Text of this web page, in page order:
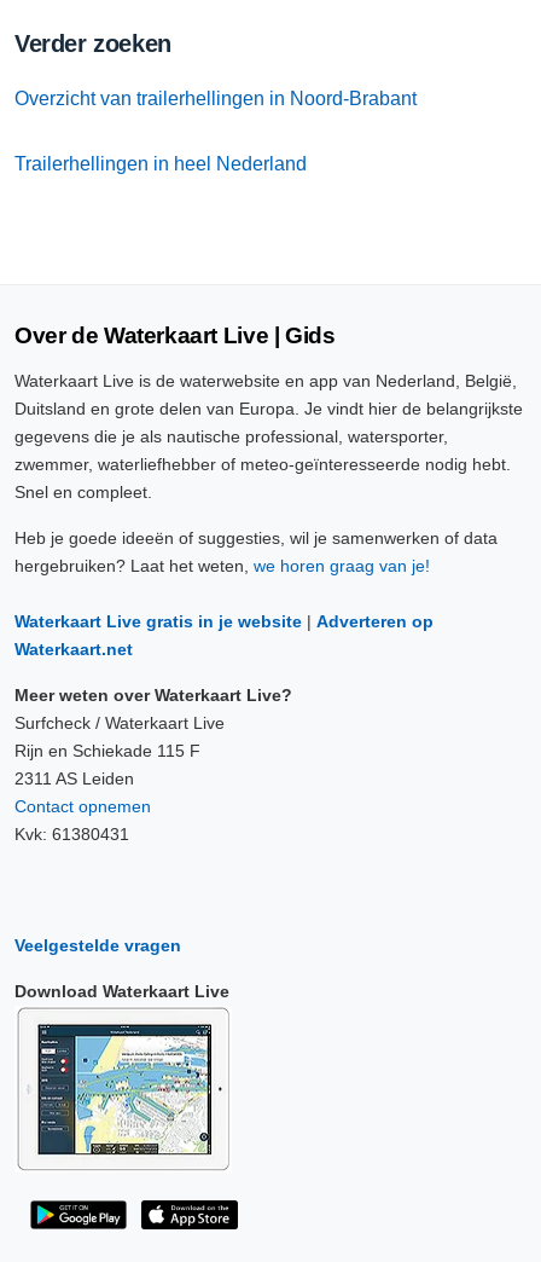
Verder zoeken
Overzicht van trailerhellingen in Noord-Brabant
Trailerhellingen in heel Nederland
Over de Waterkaart Live | Gids
Waterkaart Live is de waterwebsite en app van Nederland, België,
Duitsland en grote delen van Europa. Je vindt hier de belangrijkste
gegevens die je als nautische professional, watersporter,
zwemmer, waterliefhebber of meteo-geïnteresseerde nodig hebt.
Snel en compleet.
Heb je goede ideeën of suggesties, wil je samenwerken of data
hergebruiken? Laat het weten, we horen graag van je!
Waterkaart Live gratis in je website | Adverteren op
Waterkaart.net
Meer weten over Waterkaart Live?
Surfcheck / Waterkaart Live
Rijn en Schiekade 115 F
2311 AS Leiden
Contact opnemen
Kvk: 61380431
Veelgestelde vragen
Download Waterkaart Live